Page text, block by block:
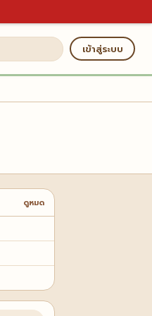
เข้าสู่ระบบ
ดูหมด